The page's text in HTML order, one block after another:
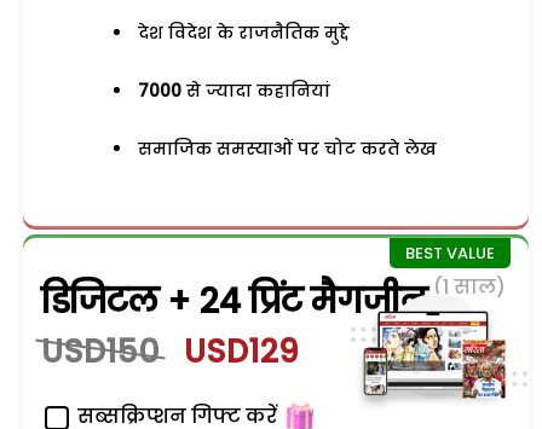
देश विदेश के राजनैतिक मुद्दे
7000 से ज्यादा कहानियां
समाजिक समस्याओं पर चोट करते लेख
डिजिटल + 24 प्रिंट मैगजीन (1 साल)
USD150 USD129
सब्सक्रिप्शन गिफ्ट करें